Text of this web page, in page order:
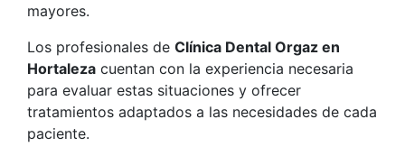
mayores.
Los profesionales de Clínica Dental Orgaz en
Hortaleza cuentan con la experiencia necesaria
para evaluar estas situaciones y ofrecer
tratamientos adaptados a las necesidades de cada
paciente.